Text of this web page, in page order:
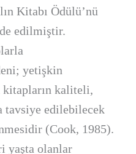
Kitabı Ödülü’nü
edilmiştir.
yetişkin
kitapların kaliteli,
tavsiye edilebilecek
(Cook, 1985).
yaşta olanlar